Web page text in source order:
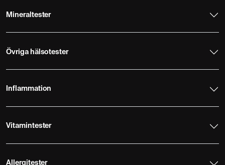
Mineraltester
Övriga hälsotester
Inflammation
Vitamintester
Allergitester